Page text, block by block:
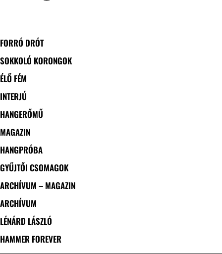
FORRÓ DRÓT
SOKKOLÓ KORONGOK
ÉLŐ FÉM
INTERJÚ
HANGERŐMŰ
MAGAZIN
HANGPRÓBA
GYŰJTŐI CSOMAGOK
ARCHÍVUM – MAGAZIN
ARCHÍVUM
LÉNÁRD LÁSZLÓ
HAMMER FOREVER